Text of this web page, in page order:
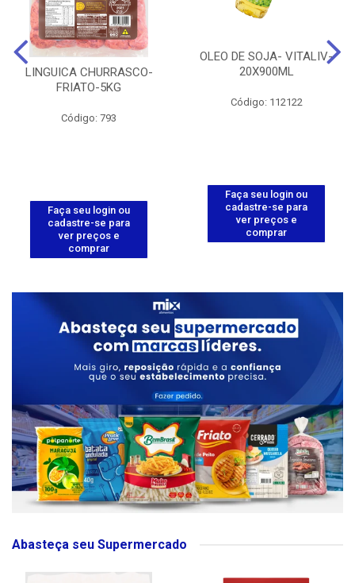
LINGUICA CHURRASCO-
FRIATO-5KG
Código: 793
Faça seu login ou
cadastre-se para
ver preços e
comprar
OLEO DE SOJA- VITALIV-
20X900ML
Código: 112122
Faça seu login ou
cadastre-se para
ver preços e
comprar
Abasteça seu Supermercado